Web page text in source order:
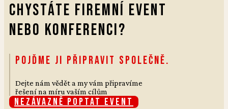
Chystáte firemní event
nebo konferenci?
Pojďme ji připravit společně.
Dejte nám vědět a my vám připravíme
řešení na míru vaším cílům
Nezávazně poptat event